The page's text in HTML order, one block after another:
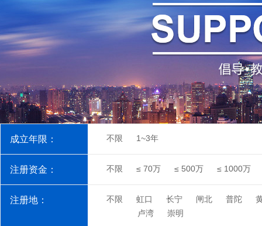
成立年限： 不限 1~3年
注册资金： 不限 ≤ 70万 ≤ 500万 ≤ 1000万
注册地： 不限 虹口 长宁 闸北 普陀
卢湾
崇明